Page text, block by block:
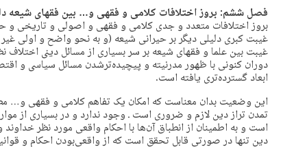
فصل ششم: بروز اختلافات کلامی و فقهی و… بین فقهای شیعه
بروز اختلافات متعدد و جدی کلامی و فقهی و اصولی و تاریخی و
غیبت کبری دلیلی دیگر بر حیرانی شیعه (و به نحو واضح و اولی
غیبت بین علما و فقهای شیعه بر سر بسیاری از مسائل دینی
دوران کنونی با ظهور مدرنیته و پیچیده‌ترشدن مسائل سیاسی و
ابعاد گسترده‌تری یافته است.
این وضعیت بدان معناست که امکان یک تفاهم کلامی و فقهی و…
تمدن تراز دین لازم و ضروری است ـ وجود ندارد و در بسیاری از
است و به اطمینان از انطباق آن‌ها با احکام واقعی مورد نظر
دین تنها در صورتی قابل تحقق است که از واقعی‌بودن احکام و